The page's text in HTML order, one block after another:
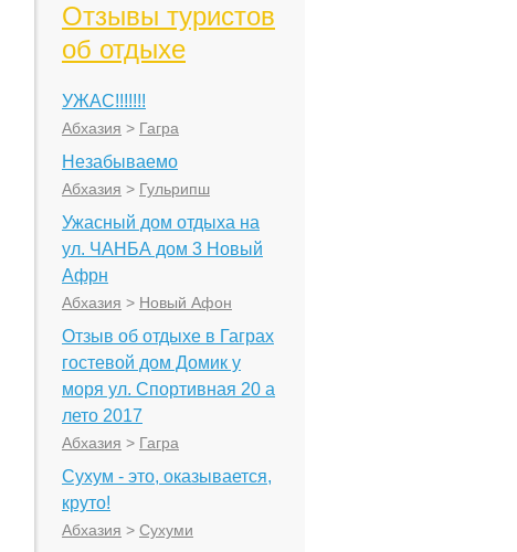
Отзывы туристов
об отдыхе
УЖАС!!!!!!!
Абхазия > Гагра
Незабываемо
Абхазия > Гульрипш
Ужасный дом отдыха на
ул. ЧАНБА дом 3 Новый
Афрн
Абхазия > Новый Афон
Отзыв об отдыхе в Гаграх
гостевой дом Домик у
моря ул. Спортивная 20 а
лето 2017
Абхазия > Гагра
Сухум - это, оказывается,
круто!
Абхазия > Сухуми